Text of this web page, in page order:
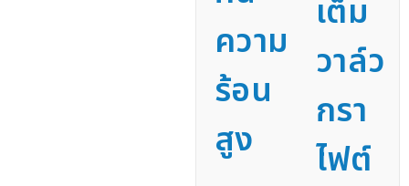
ความ
ร้อน
สูง
เต็ม
วาล์ว
กรา
ไฟต์